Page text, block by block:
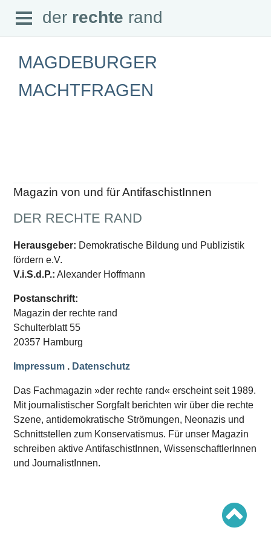
der rechte rand
Abonnement
Downloads
Datenschutz
SCHWERPUNKTE
Schwerpunkte Übersicht
Schwerpunkt AFD-Verbot
Schwerpunkt »Identitäre Bewegung«
Schwerpunkt »Reichsbürger«
Schwerpunkt NPD
Ausgaben Übersicht
Ausgabe 220
Ausgabe 219
Ausgabe 217
Ausgabe 216
Open
Menu
der rechte rand
MAGDEBURGER
MACHTFRAGEN
Magazin von und für AntifaschistInnen
DER RECHTE RAND
Herausgeber: Demokratische Bildung und Publizistik
fördern e.V.
V.i.S.d.P.: Alexander Hoffmann
Postanschrift:
Magazin der rechte rand
Schulterblatt 55
20357 Hamburg
Impressum . Datenschutz
Das Fachmagazin »der rechte rand« erscheint seit 1989.
Mit journalistischer Sorgfalt berichten wir über die rechte
Szene, antidemokratische Strömungen, Neonazis und
Schnittstellen zum Konservatismus. Für unser Magazin
schreiben aktive AntifaschistInnen, WissenschaftlerInnen
und JournalistInnen.